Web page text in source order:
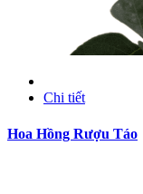
Chi tiết
Hoa Hồng Rượu Táo